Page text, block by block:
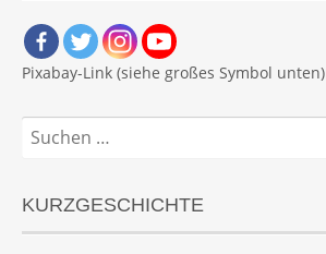
Pixabay-Link (siehe großes Symbol unten)
Suchen
nach:
KURZGESCHICHTE